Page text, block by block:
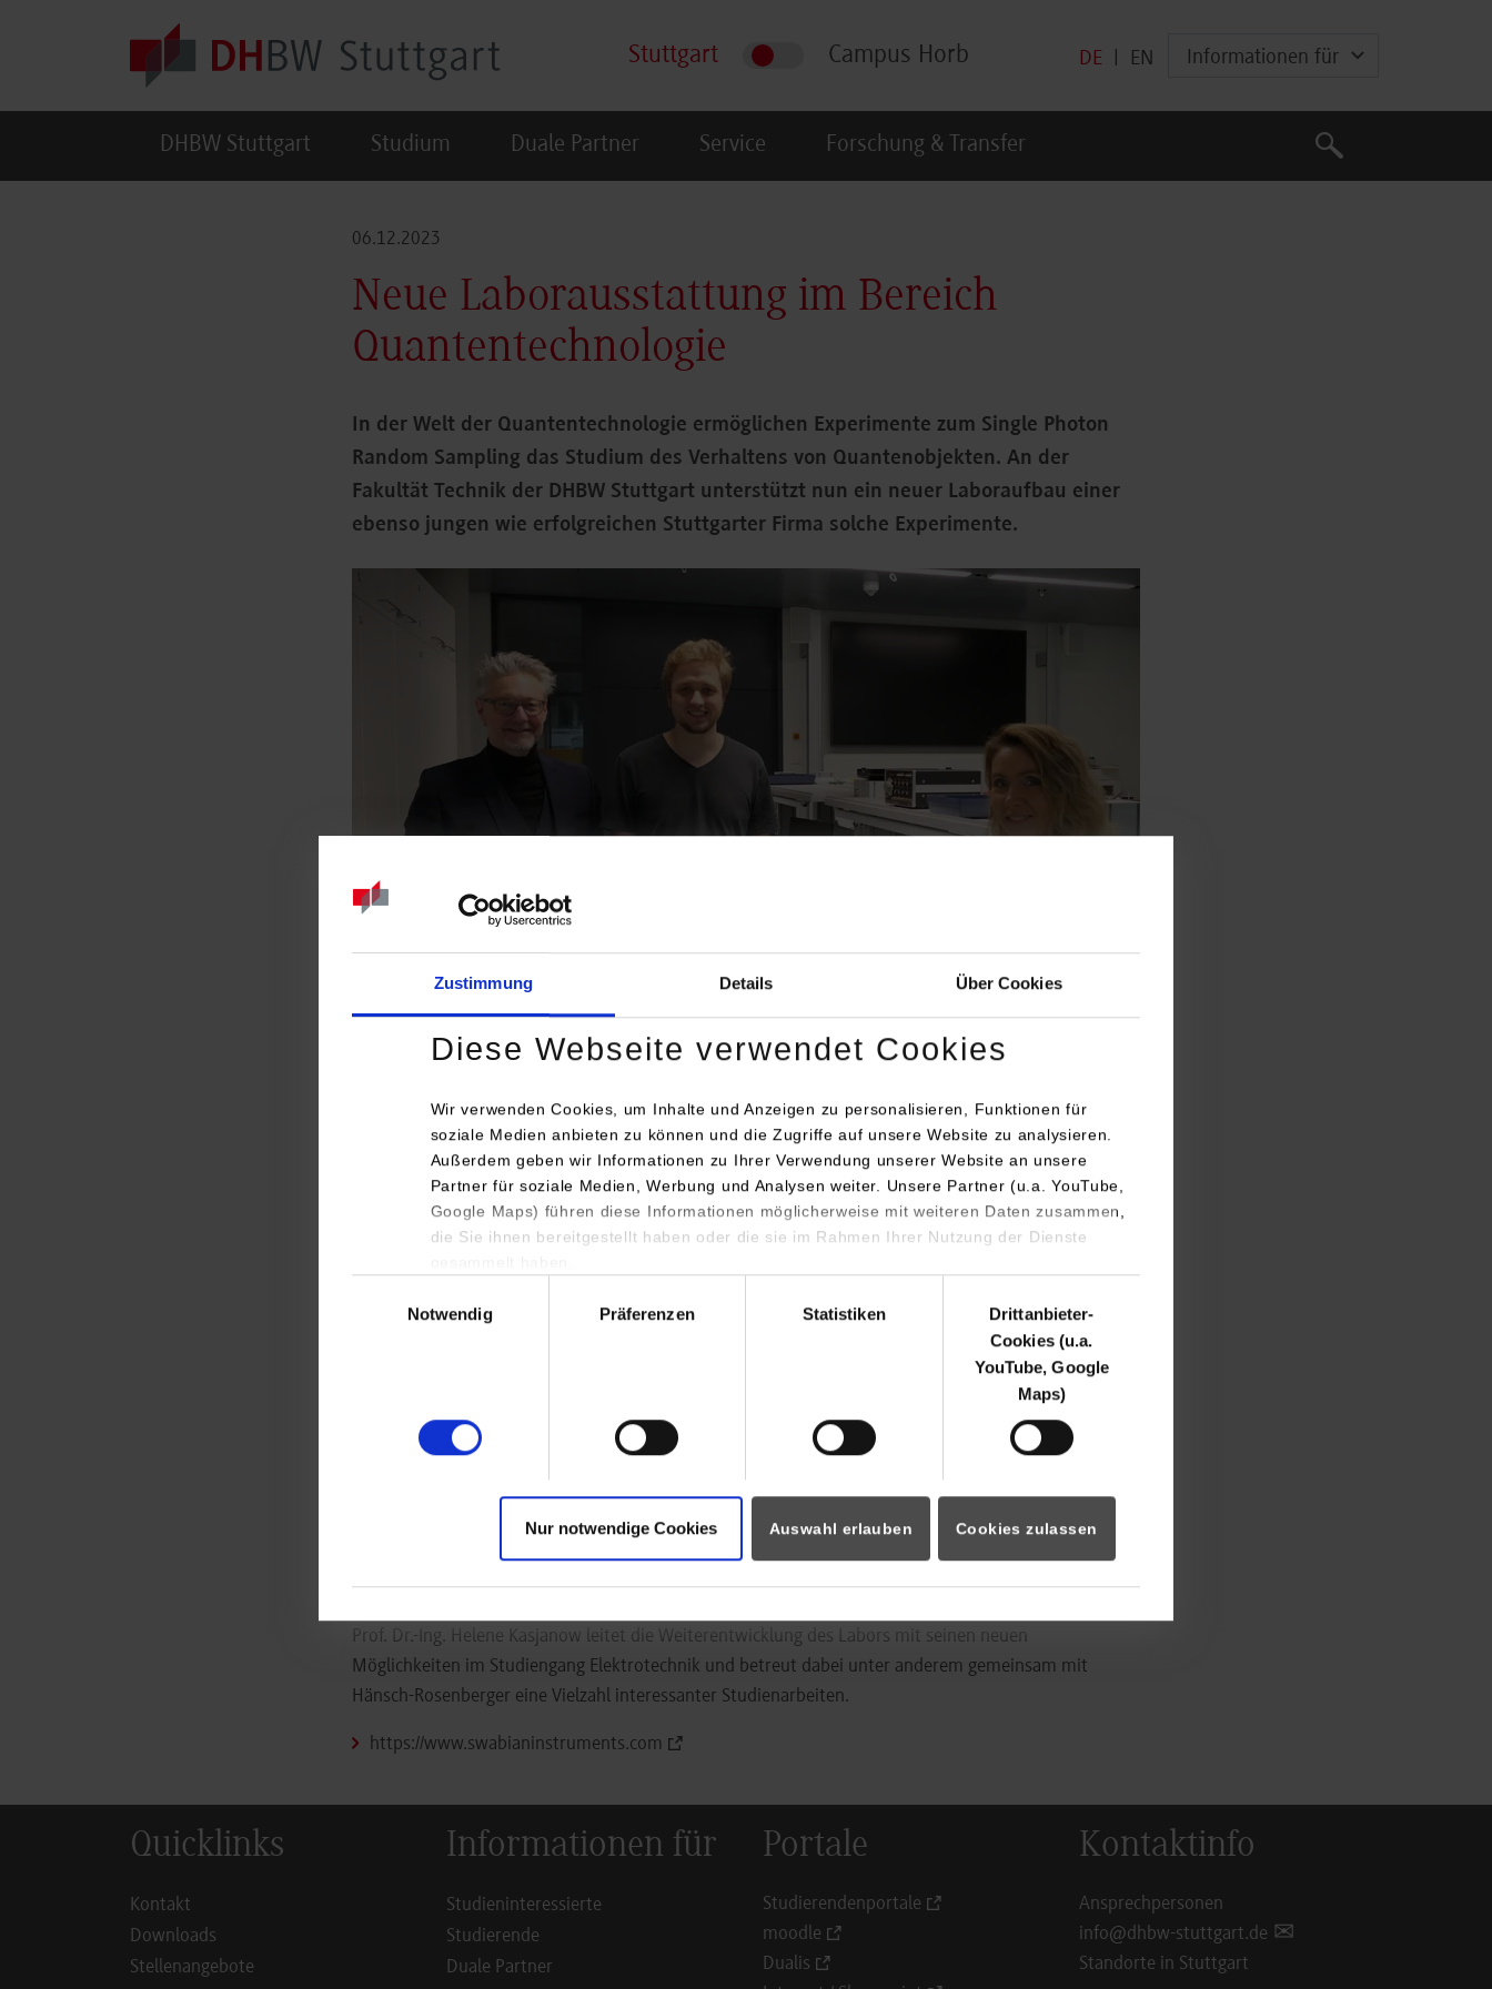
Zustimmung Details Über Cookies
Diese Webseite verwendet Cookies
Wir verwenden Cookies, um Inhalte und Anzeigen zu personalisieren, Funktionen für
soziale Medien anbieten zu können und die Zugriffe auf unsere Website zu analysieren.
Außerdem geben wir Informationen zu Ihrer Verwendung unserer Website an unsere
Partner für soziale Medien, Werbung und Analysen weiter. Unsere Partner (u.a. YouTube,
Google Maps) führen diese Informationen möglicherweise mit weiteren Daten zusammen,
die Sie ihnen bereitgestellt haben oder die sie im Rahmen Ihrer Nutzung der Dienste
Notwendig
Präferenzen Statistiken
Drittanbieter-
Cookies (u.a.
YouTube, Google
Maps)
Nur notwendige Cookies Auswahl erlauben Cookies zulassen
Stuttgart Campus Horb DE EN Informationen für
DHBW Stuttgart Studium Duale Partner Service Forschung & Transfer
Suche
Suche
06.12.2023
Neue Laborausstattung im Bereich
Quantentechnologie
In der Welt der Quantentechnologie ermöglichen Experimente zum Single Photon
Random Sampling das Studium des Verhaltens von Quantenobjekten. An der
Fakultät Technik der DHBW Stuttgart unterstützt nun ein neuer Laboraufbau einer
ebenso jungen wie erfolgreichen Stuttgarter Firma solche Experimente.
Die Firma Swabian Instruments hat mit ihrer innovativen Time Tagger Technology die Zeitmesstechnik
revolutioniert und gehört weltweit zu den innovativsten Unternehmen im Bereich
Quantentechnologie. Dank dieses neuen Set-ups können die Studierenden im Labor für
Optoelektronik die einzigartige Natur einzelner Quanten beobachten und untersuchen.
Ursprünglich hatten Prof. Dr. Martin Häfele, Studiengang Elektrotechnik und Informationstechnik, und
abstrakten Inhalten durch ein eigenes Labor zu ergänzen. Der erste Schritt war es, seit Anfang des
Jahres vertiefende Experimente in lasergestützter Kommunikationstechnik zu ermöglichen. Schnell
entstanden Ideen, das neue Labor in Richtung Quantenkommunikationstechnik auszubauen.
Gemeinsam mit den Studiengängen Informatik und Embedded Systems wird seither im Steuerkreis
Stuttgart Quantum-Technology interdisziplinär an entsprechenden didaktischen Konzepten gearbeitet.
Das neue Experiment hilft den Student*innen nicht nur dabei, die fundamentalen Prinzipien von
Photonen in der Quantentechnologie zu erfassen, sondern gibt ihnen auch die Möglichkeit,
Erfahrungen in der Datenanalyse wissenschaftlicher Experimente zu sammeln – und das mit Hard-
und Software auf absolut höchstem Niveau.
Prof. Dr.-Ing. Helene Kasjanow leitet die Weiterentwicklung des Labors mit seinen neuen
Möglichkeiten im Studiengang Elektrotechnik und betreut dabei unter anderem gemeinsam mit
Hänsch-Rosenberger eine Vielzahl interessanter Studienarbeiten.
https://www.swabianinstruments.com
Quicklinks
Kontakt
Downloads
Stellenangebote
Informationen für
Studieninteressierte
Studierende
Duale Partner
Portale
Studierendenportale
moodle
Dualis
Kontaktinfo
Ansprechpersonen
info@dhbw-stuttgart.de
Standorte in Stuttgart